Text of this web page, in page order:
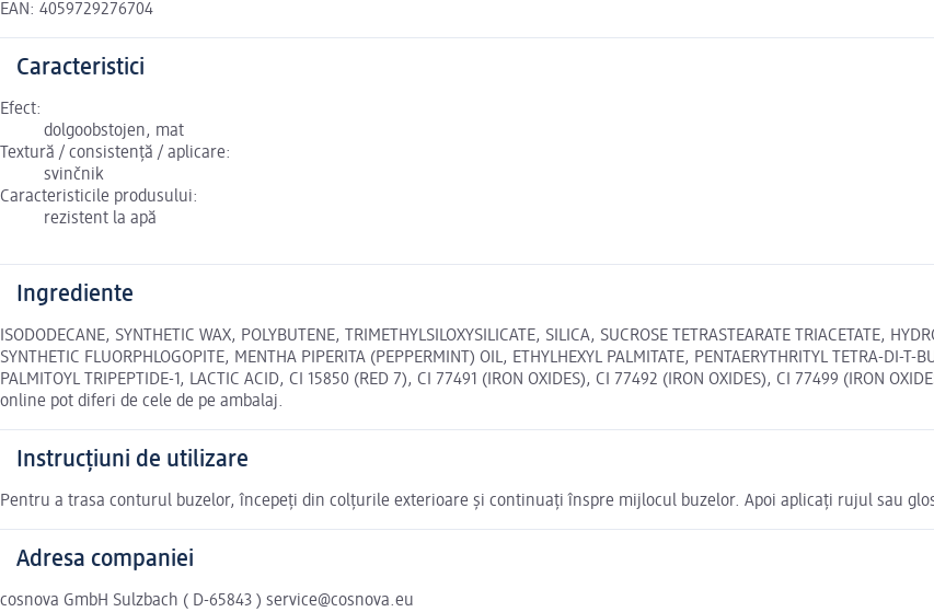
EAN: 4059729276704
Caracteristici
Efect:
dolgoobstojen, mat
Textură / consistență / aplicare:
svinčnik
Caracteristicile produsului:
rezistent la apă
Ingrediente
ISODODECANE, SYNTHETIC WAX, POLYBUTENE, TRIMETHYLSILOXYSILICATE, SILICA, SUCROSE TETRASTEARATE TRIACETATE,
SYNTHETIC FLUORPHLOGOPITE, MENTHA PIPERITA (PEPPERMINT) OIL, ETHYLHEXYL PALMITATE, PENTAERYTHRITYL TETRA-DI-T-
PALMITOYL TRIPEPTIDE-1, LACTIC ACID, CI 15850 (RED 7), CI 77491 (IRON OXIDES), CI 77492 (IRON OXIDES), CI 77499 (IRON
online pot diferi de cele de pe ambalaj.
Instrucțiuni de utilizare
Pentru a trasa conturul buzelor, începeți din colțurile exterioare și continuați înspre mijlocul buzelor. Apoi aplicați rujul sau
Adresa companiei
cosnova GmbH Sulzbach ( D-65843 ) service@cosnova.eu